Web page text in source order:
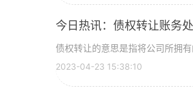
今日热讯：债权转让账务
债权转让的意思是指将公司所拥
2023-04-23 15:38:10